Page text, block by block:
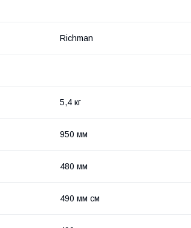
Richman
5,4 кг
950 мм
480 мм
490 мм см